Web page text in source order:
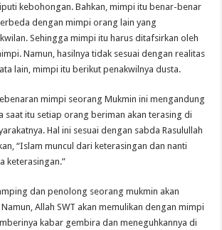
kebohongan. Bahkan, mimpi itu benar-benar
dengan mimpi orang lain yang
Sehingga mimpi itu harus ditafsirkan oleh
Namun, hasilnya tidak sesuai dengan realitas
lain, mimpi itu berikut penakwilnya dusta.
mimpi seorang Mukmin ini mengandung
saat itu setiap orang beriman akan terasing di
Hal ini sesuai dengan sabda Rasulullah
“Islam muncul dari keterasingan dan nanti
keterasingan.”
dan penolong seorang mukmin akan
Allah SWT akan memulikan dengan mimpi
kabar gembira dan meneguhkannya di